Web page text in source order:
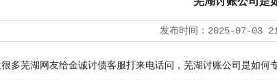
发布时间： 2025-07-03
芜湖网友给金诚讨债客服打来电话问，芜湖讨账公司是如何